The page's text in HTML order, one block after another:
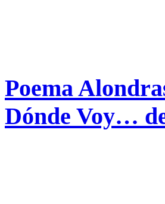
Poema
Dónde Voy…